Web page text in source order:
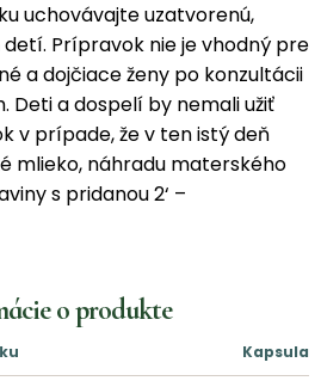
uchovávajte uzatvorenú,
Prípravok nie je vhodný pre
a dojčiace ženy po konzultácii
Deti a dospelí by nemali užiť
v prípade, že v ten istý deň
mlieko, náhradu materského
s pridanou 2‘ –
o produkte
Kapsula